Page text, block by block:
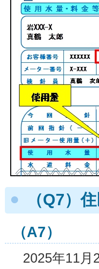
（Q7）
（A7）
2025年11月